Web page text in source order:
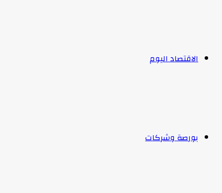
الاقتصاد اليوم
بورصة وشركات